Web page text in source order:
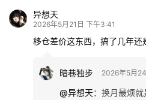
异想天
2026年5月21日 下午3:41
移仓差价这东西，搞了几年
暗巷独步 2026年5月
@异想天： 换月最烦